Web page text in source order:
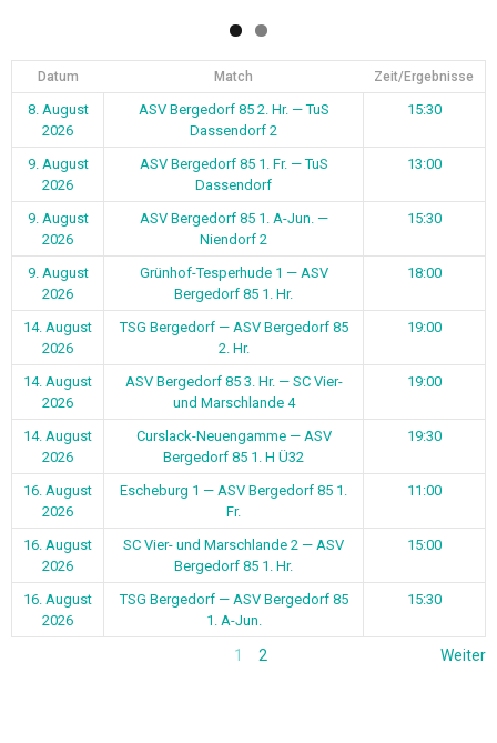
Datum Match Zeit/Ergebnisse
8. August
2026
ASV Bergedorf 85 2. Hr. — TuS
Dassendorf 2
15:30
9. August
2026
ASV Bergedorf 85 1. Fr. — TuS
Dassendorf
13:00
9. August
2026
ASV Bergedorf 85 1. A-Jun. —
Niendorf 2
15:30
9. August
2026
Grünhof-Tesperhude 1 — ASV
Bergedorf 85 1. Hr.
18:00
14. August
2026
TSG Bergedorf — ASV Bergedorf 85
2. Hr.
19:00
14. August
2026
ASV Bergedorf 85 3. Hr. — SC Vier-
und Marschlande 4
19:00
14. August
2026
Curslack-Neuengamme — ASV
Bergedorf 85 1. H Ü32
19:30
16. August
2026
Escheburg 1 — ASV Bergedorf 85 1.
Fr.
11:00
16. August
2026
SC Vier- und Marschlande 2 — ASV
Bergedorf 85 1. Hr.
15:00
16. August
2026
TSG Bergedorf — ASV Bergedorf 85
1. A-Jun.
15:30
1 2 Weiter